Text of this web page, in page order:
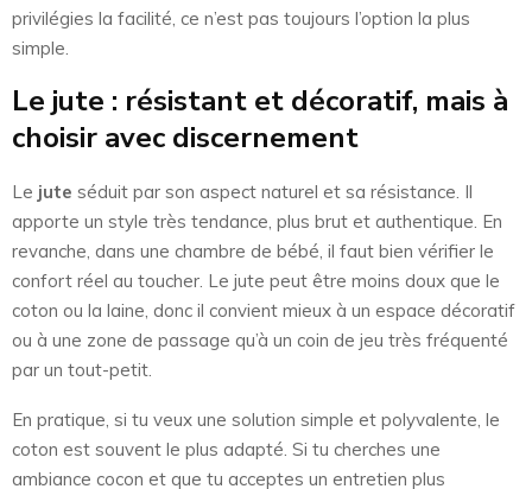
privilégies la facilité, ce n’est pas toujours l’option la plus
simple.
Le jute : résistant et décoratif, mais à
choisir avec discernement
Le jute séduit par son aspect naturel et sa résistance. Il
apporte un style très tendance, plus brut et authentique. En
revanche, dans une chambre de bébé, il faut bien vérifier le
confort réel au toucher. Le jute peut être moins doux que le
coton ou la laine, donc il convient mieux à un espace décoratif
ou à une zone de passage qu’à un coin de jeu très fréquenté
par un tout-petit.
En pratique, si tu veux une solution simple et polyvalente, le
coton est souvent le plus adapté. Si tu cherches une
ambiance cocon et que tu acceptes un entretien plus